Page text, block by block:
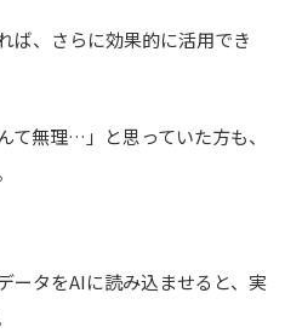
ば、さらに効果的に活用でき
て無理…」と思っていた方も、
ータをAIに読み込ませると、実